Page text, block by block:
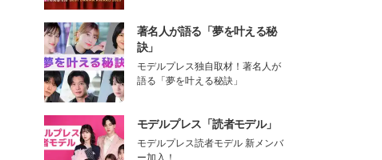
著名人が語る「夢を叶える秘
訣」
モデルプレス独自取材！著名人が
語る「夢を叶える秘訣」
モデルプレス「読者モデル」
モデルプレス読者モデル 新メンバ
ー加入！